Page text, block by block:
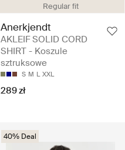
Regular fit
Anerkjendt
AKLEIF SOLID CORD
SHIRT - Koszule
sztruksowe
S M L XXL
289 zł
40% Deal